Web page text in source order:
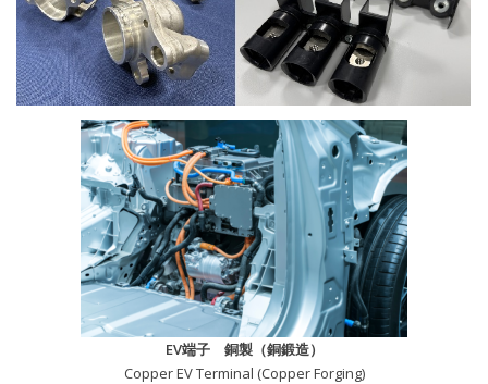
EV端子 銅製（銅鍛造）
Copper EV Terminal (Copper Forging)